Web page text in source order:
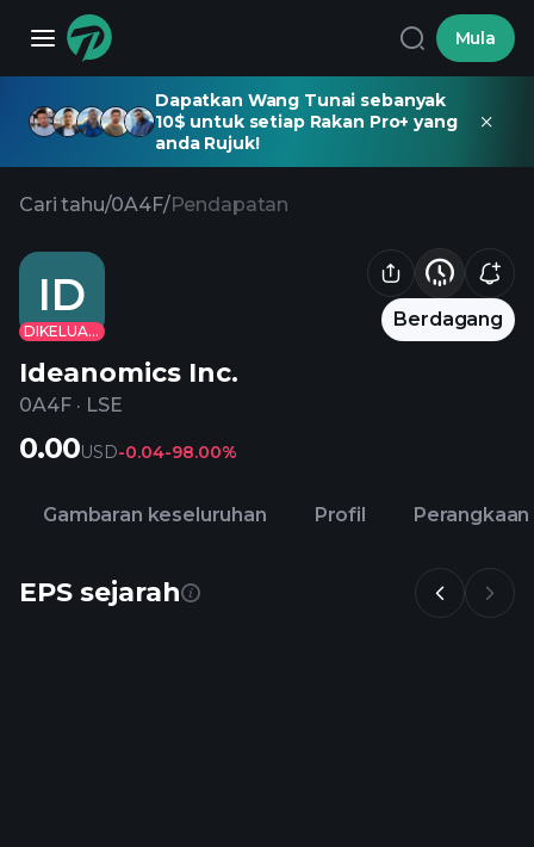
Mula
Dapatkan Wang Tunai sebanyak
10$ untuk setiap Rakan Pro+ yang
anda Rujuk!
Cari tahu/0A4F/Pendapatan
ID
DIKELUARKAN
Berdagang
Ideanomics Inc.
0A4F · LSE
0.00USD-0.04-98.00%
Gambaran keseluruhan Profil Perangkaan
EPS sejarah